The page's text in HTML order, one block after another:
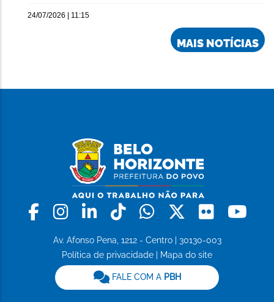
24/07/2026 | 11:15
MAIS NOTÍCIAS
Facebook
Instagram
LinkedinTiktokWhatsapp
X Flickr
Av. Afonso Pena, 1212 - Centro | 30130-003
Política de privacidade
Mapa do site
FALE COM A PBH